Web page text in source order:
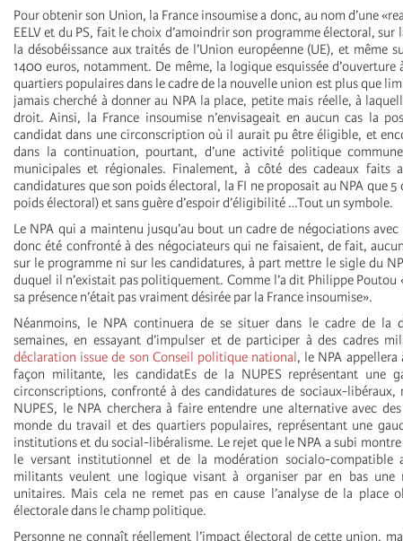
Pour obtenir son Union, la France insoumise a donc, au nom d’une
EELV et du PS, fait le choix d’amoindrir son programme électoral,
la désobéissance aux traités de l’Union européenne (UE), et même
1400 euros, notamment. De même, la logique esquissée
quartiers populaires dans le cadre de la nouvelle union est plus que
jamais cherché à donner au NPA la place, petite mais réelle, à
droit. Ainsi, la France insoumise n’envisageait en aucun cas la
candidat dans une circonscription où il aurait pu être éligible, et
dans la continuation, pourtant, d’une activité politique
municipales et régionales. Finalement, à côté des cadeaux
candidatures que son poids électoral, la FI ne proposait au NPA que
poids électoral) et sans guère d’espoir d’éligibilité …Tout un symbole.
Le NPA qui a maintenu jusqu’au bout un cadre de négociations
donc été confronté à des négociateurs qui ne faisaient, de fait,
sur le programme ni sur les candidatures, à part mettre le sigle du
duquel il n’existait pas politiquement. Comme l’a dit Philippe
sa présence n’était pas vraiment désirée par la France insoumise».
Néanmoins, le NPA continuera de se situer dans le cadre de la
semaines, en essayant d’impulser et de participer à des cadres
déclaration issue de son Conseil politique national, le NPA
façon militante, les candidatEs de la NUPES représentant une
circonscriptions, confronté à des candidatures de sociaux-libéraux,
NUPES, le NPA cherchera à faire entendre une alternative avec
monde du travail et des quartiers populaires, représentant une
institutions et du social-libéralisme. Le rejet que le NPA a subi
le versant institutionnel et de la modération socialo-compatible
militants veulent une logique visant à organiser par en bas une
unitaires. Mais cela ne remet pas en cause l’analyse de la place
électorale dans le champ politique.
Personne ne connaît réellement l’impact électoral de cette union,